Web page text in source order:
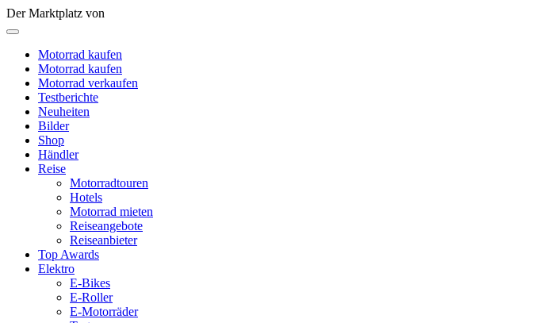
Der Marktplatz von
Motorrad kaufen
Motorrad kaufen
Motorrad verkaufen
Testberichte
Neuheiten
Bilder
Shop
Händler
Reise
Motorradtouren
Hotels
Motorrad mieten
Reiseangebote
Reiseanbieter
Top Awards
Elektro
E-Bikes
E-Roller
E-Motorräder